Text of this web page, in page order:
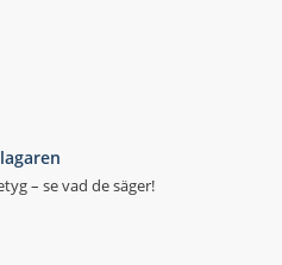
– se vad de säger!